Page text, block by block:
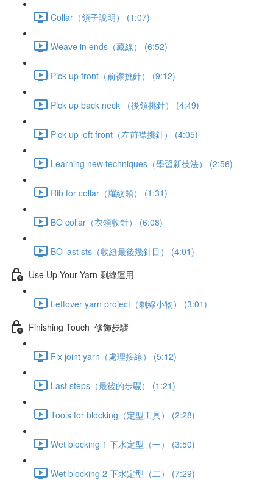
Collar（領子說明） (1:07)
Weave in ends（藏線） (6:52)
Pick up front（前襟挑針） (9:12)
Pick up back neck （後領挑針） (4:49)
Pick up left front（左前襟挑針） (4:05)
Learning new techniques（學習新技法） (2:56)
Rib for collar（羅紋領） (1:31)
BO collar（衣領收針） (6:08)
BO last sts（收縫最後幾針目） (4:01)
Use Up Your Yarn 剩線運用
Leftover yarn project（剩線小物） (3:01)
Finishing Touch 修飾步驟
Fix joint yarn（處理接線） (5:12)
Last steps（最後的步驟） (1:21)
Tools for blocking（定型工具） (2:28)
Wet blocking 1 下水定型（一） (3:50)
Wet blocking 2 下水定型（二） (7:29)